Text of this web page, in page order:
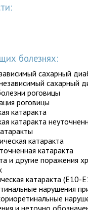
болезнях:
сахарный
сахарный
роговицы
роговицы
катаракта
катаракта
катаракта
катаракта
и другие поражения
катаракта
нарушения
и неточно